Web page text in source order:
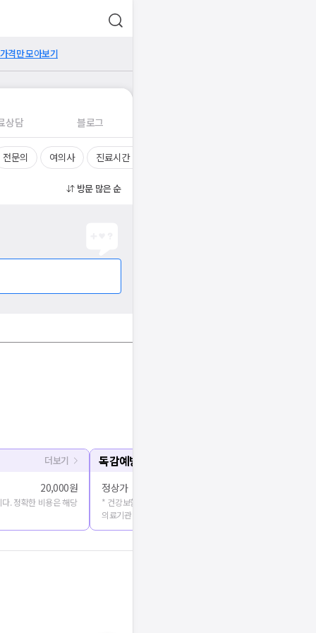
격만 모아보기
상담 블로그
전문의 여의사 진료시간
방문 많은 순
더보기
20,000원
. 정확한 비용은 해당
독감예방접종
정상가
* 건강보험심사평가원에 공개된 진료비용을 출처로 합니다. 정확
의료기관에 문의해주세요.